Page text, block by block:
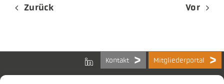
Zurück Vor
Kontakt Mitgliederportal